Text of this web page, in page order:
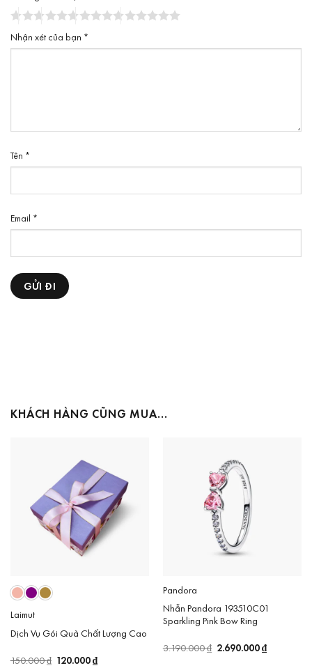
Nhận xét của bạn *
Tên *
Email *
KHÁCH HÀNG CŨNG MUA…
Laimut
Dịch Vụ Gói Quà Chất Lượng Cao
150.000₫ Giá
120.000₫
Pandora
Nhẫn Pandora 193510C01
Sparkling Pink Bow Ring
3.190.000₫ Giá
2.690.000₫